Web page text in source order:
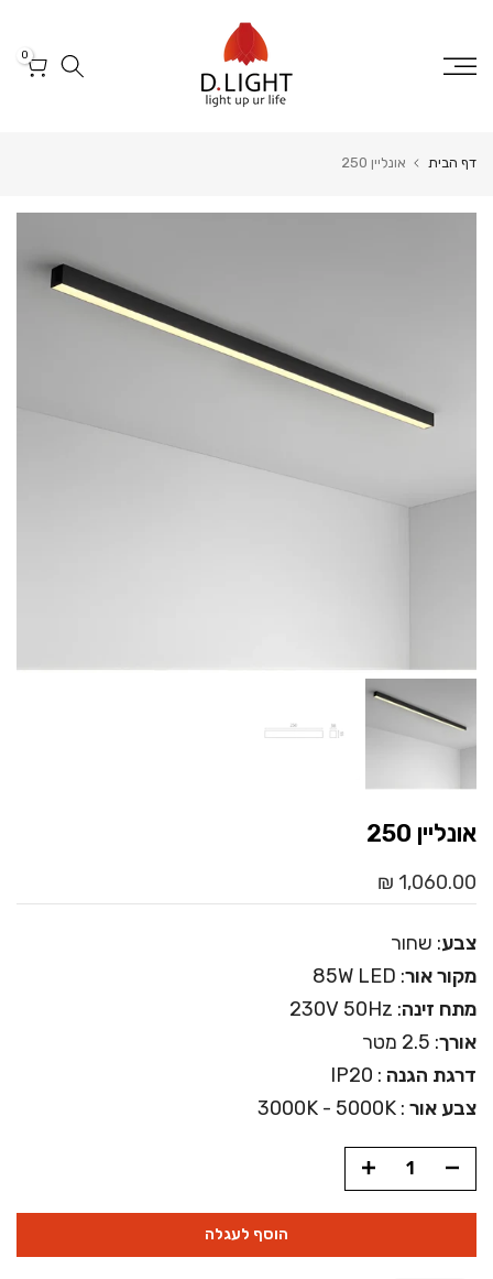
לטקסט
0
דף הבית אונליין 250
אונליין 250
1,060.00 ₪
צבע: שחור
מקור אור: 85W LED
מתח זינה: 230V 50Hz
אורך: 2.5 מטר
דרגת הגנה : IP20
צבע אור : 3000K - 5000K
הוסף לעגלה